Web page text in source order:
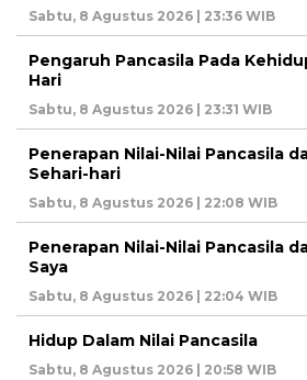
Sabtu, 8 Agustus 2026 | 23:36 WIB
Pengaruh Pancasila Pada
Hari
Sabtu, 8 Agustus 2026 | 23:31 WIB
Penerapan Nilai-Nilai Pancasila
Sehari-hari
Sabtu, 8 Agustus 2026 | 22:08 WIB
Penerapan Nilai-Nilai Pancasila
Saya
Sabtu, 8 Agustus 2026 | 22:04 WIB
Hidup Dalam Nilai Pancasila
Sabtu, 8 Agustus 2026 | 20:58 WIB